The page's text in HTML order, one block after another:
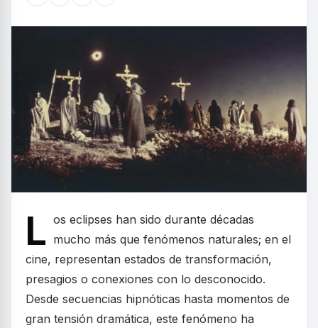
L os eclipses han sido durante décadas
mucho más que fenómenos naturales; en el
cine, representan estados de transformación,
presagios o conexiones con lo desconocido.
Desde secuencias hipnóticas hasta momentos de
gran tensión dramática, este fenómeno ha